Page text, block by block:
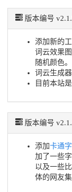
版本编号
添加新的工
词云效果
随机颜色。
词云生成
目前本站
版本编号
添加卡通
加了一些
以及一些
体的网友